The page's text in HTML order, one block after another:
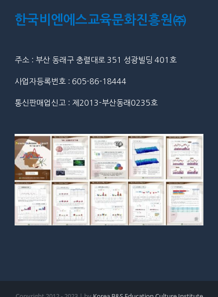
한국비엔에스교육문화진흥원㈜
주소 : 부산 동래구 충렬대로 351 성광빌딩 401호
사업자등록번호 : 605-86-18444
통신판매업신고 : 제2013-부산동래0235호